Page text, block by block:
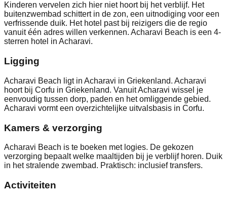
Kinderen vervelen zich hier niet hoort bij het verblijf. Het
buitenzwembad schittert in de zon, een uitnodiging voor een
verfrissende duik. Het hotel past bij reizigers die de regio
vanuit één adres willen verkennen. Acharavi Beach is een 4-
sterren hotel in Acharavi.
Ligging
Acharavi Beach ligt in Acharavi in Griekenland. Acharavi
hoort bij Corfu in Griekenland. Vanuit Acharavi wissel je
eenvoudig tussen dorp, paden en het omliggende gebied.
Acharavi vormt een overzichtelijke uitvalsbasis in Corfu.
Kamers & verzorging
Acharavi Beach is te boeken met logies. De gekozen
verzorging bepaalt welke maaltijden bij je verblijf horen. Duik
in het stralende zwembad. Praktisch: inclusief transfers.
Activiteiten